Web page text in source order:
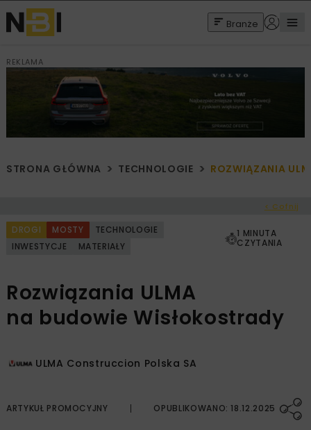
Branże
REKLAMA
STRONA GŁÓWNA TECHNOLOGIE ROZWIĄZANIA
< Cofnij
DROGI MOSTY
TECHNOLOGIE
INWESTYCJE
MATERIAŁY
1 MINUTA
CZYTANIA
Rozwiązania ULMA
na budowie Wisłokostrady
ULMA Construccion Polska SA
ARTYKUŁ PROMOCYJNY OPUBLIKOWANO: 18.12.2025